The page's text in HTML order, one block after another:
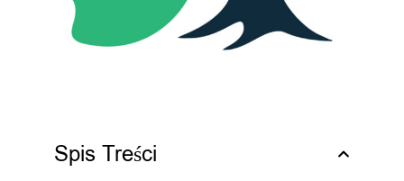
Spis Treści